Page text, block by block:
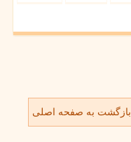
بازگشت به صفحه اصلی